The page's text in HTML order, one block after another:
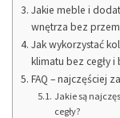
Jakie meble i
wnętrza bez
Jak wykorzystać
klimatu bez cegły i
FAQ – najczęściej
Jakie są
cegły?